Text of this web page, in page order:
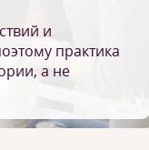
и
практика
а не